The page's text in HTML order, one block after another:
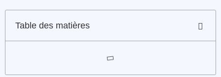
Table des matières